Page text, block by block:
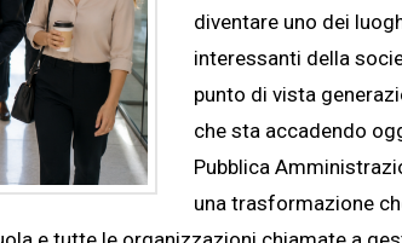
diventare uno dei
interessanti della
punto di vista
che sta accadendo
Pubblica
una trasformazione